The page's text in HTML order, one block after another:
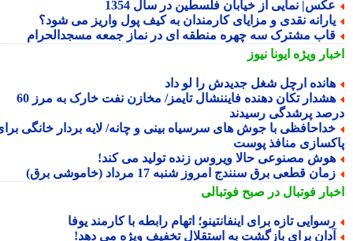
نمایی از خیابان فلسطین در سال 1354
نقدی و مزایای کارمندان به کیف پول واریز می شود؟
مشترک سه چهره منطقه ای در نماز جمعه مسجدالحرام
ویژهایونا نیوز
ارچل شغل جدیدش را لو داد
هشدار تکان دهنده فایننشال تایمز/ مخازن نفت خارک به مرز 60
پرشدگی رسیدند
با جوش های سرسیاه بینی و چانه/ لایه بردار خانگی برای
منافذ پوست
مصنوعی حالا ویروس زنده تولید می کند!
قطعی برق سنندج امروز شنبه 17 مرداد (خاموشی برق)
فوتبال در صبح فوتبالی
تازه برای اینفانتینو؛ اتهام رابطه با کارمند یوفا
برای بازگشت به استقلال تخفیف ویژه می دهد!